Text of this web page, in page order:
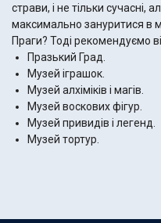
страви, і не тільки сучасні,
максимально зануритися в
Праги? Тоді рекомендуємо
Празький Град.
Музей іграшок.
Музей алхіміків і магів.
Музей воскових фігур.
Музей привидів і легенд.
Музей тортур.